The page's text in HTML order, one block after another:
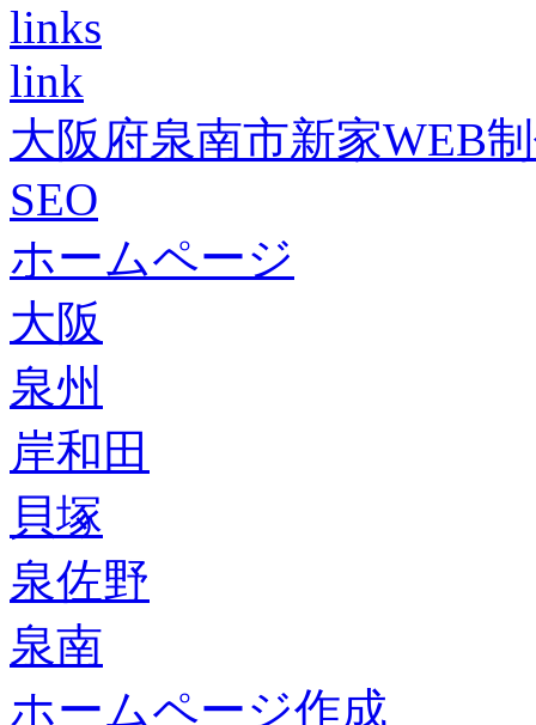
links
link
大阪府泉南市新家WEB
SEO
ホームページ
大阪
泉州
岸和田
貝塚
泉佐野
泉南
ホームページ作成